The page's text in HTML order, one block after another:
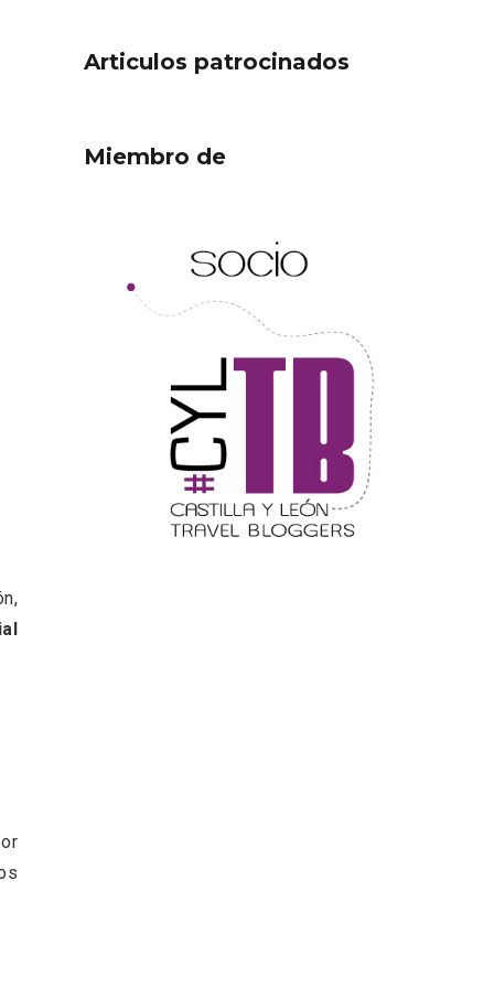
Articulos patrocinados
Miembro de
Cigales inaugura la
musealización de los arcos
de la Iglesia de Santiago
Apóstol